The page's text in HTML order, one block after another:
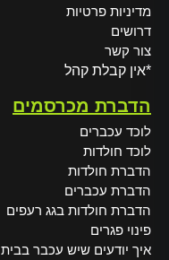
מדיניות פרטיות
דרושים
צור קשר
*אין קבלת קהל
הדברת מכרסמים
לוכד עכברים
לוכד חולדות
הדברת חולדות
הדברת עכברים
הדברת חולדות בגג רעפים
פינוי פגרים
איך יודעים שיש עכבר בבית